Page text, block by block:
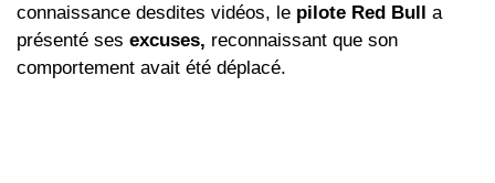
connaissance desdites vidéos, le pilote Red Bull a
présenté ses excuses, reconnaissant que son
comportement avait été déplacé.